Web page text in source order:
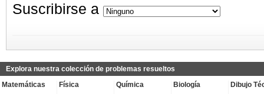
Suscribirse a
Explora nuestra colección de problemas resueltos
Matemáticas
Física Química Biología Dibujo